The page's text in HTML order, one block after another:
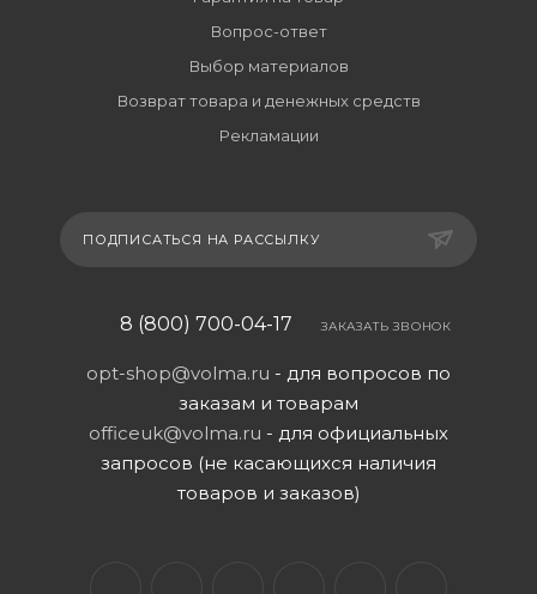
Вопрос-ответ
Выбор материалов
Возврат товара и денежных средств
Рекламации
ПОДПИСАТЬСЯ НА РАССЫЛКУ
8 (800) 700-04-17 ЗАКАЗАТЬ ЗВОНОК
opt-shop@volma.ru - для вопросов по
заказам и товарам
officeuk@volma.ru - для официальных
запросов (не касающихся наличия
товаров и заказов)